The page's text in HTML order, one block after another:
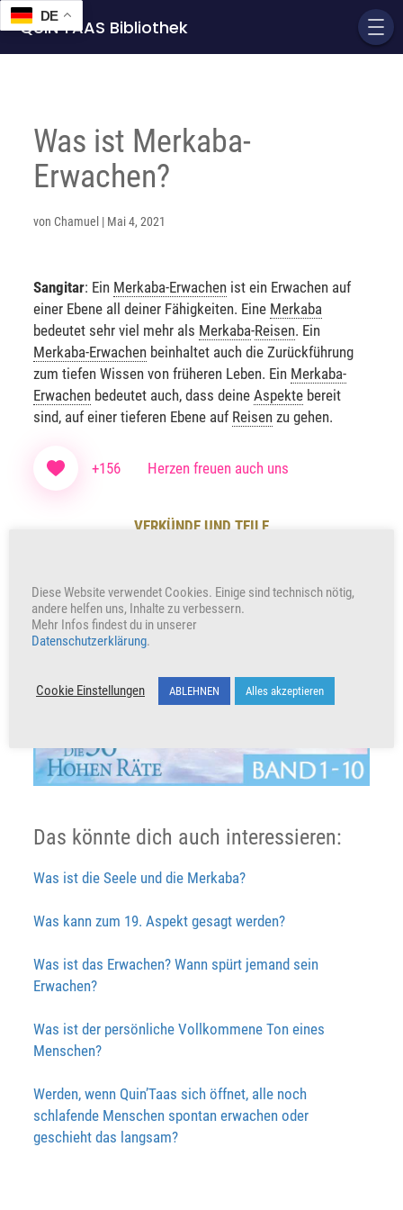
QUIN'TAAS Bibliothek
Was ist Merkaba-
Erwachen?
vonChamuel | Mai 4, 2021
Sangitar: Ein Merkaba-Erwachen ist ein Erwachen auf
einer Ebene all deiner Fähigkeiten. Eine Merkaba
bedeutet sehr viel mehr als Merkaba-Reisen. Ein
Merkaba-Erwachen beinhaltet auch die Zurückführung
zum tiefen Wissen von früheren Leben. Ein Merkaba-
Erwachen bedeutet auch, dass deineAspekte bereit
sind, auf einer tieferen Ebene auf Reisen zu gehen.
+156 Herzen freuen auch uns
VERKÜNDE UND TEILE
Unterstütze unser Wirken indem du den Beitrag teilst
Das könnte dich auch interessieren:
Was ist die Seele und die Merkaba?
Was kann zum 19. Aspekt gesagt werden?
Was ist das Erwachen? Wann spürt jemand sein
Erwachen?
Was ist der persönliche Vollkommene Ton eines
Menschen?
Werden, wenn Quin’Taas sich öffnet, alle noch
schlafende Menschen spontan erwachen oder
geschieht das langsam?
Diese Website verwendet Cookies. Einige sind technisch nötig,
andere helfen uns, Inhalte zu verbessern.
Mehr Infos findest du in unserer
Datenschutzerklärung.
Cookie Einstellungen ABLEHNEN Alles akzeptieren
DE